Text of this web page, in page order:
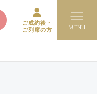
ご成約後・
ご列席の方